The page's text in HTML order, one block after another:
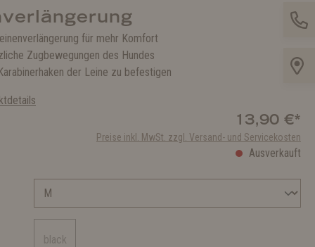
für mehr Komfort
Zugbewegungen des Hundes
der Leine zu befestigen
13,90 €*
Preise inkl. MwSt. zzgl. Versand- und Servicekosten
Ausverkauft
black